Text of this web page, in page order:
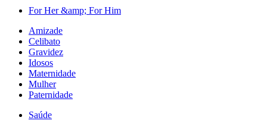
For Her &amp; For Him
Amizade
Celibato
Gravidez
Idosos
Maternidade
Mulher
Paternidade
Saúde